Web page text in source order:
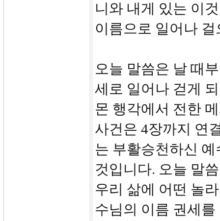
니와 내게 있는 이
이름으로 일어나 걸
오늘 말씀은 날 때
세로 일어나 걷게
몬 행각에서 전한
사건은 4장까지 연
는 부활승천하신
것입니다. 오늘 말
우리 삶에 어떤 놀
수님의 이름 권세